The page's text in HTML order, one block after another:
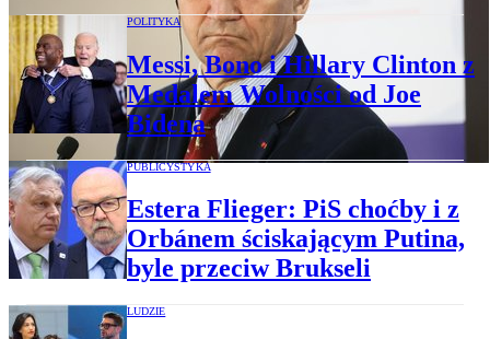
POLITYKA
Messi, Bono i Hillary Clinton z
Medalem Wolności od Joe
Bidena
PUBLICYSTYKA
Estera Flieger: PiS choćby i z
Orbánem ściskającym Putina,
byle przeciw Brukseli
LUDZIE